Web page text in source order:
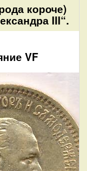
короче)
III“.
VF